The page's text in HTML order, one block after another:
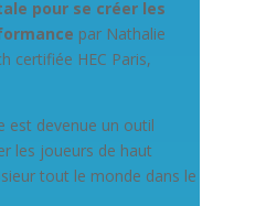
pour se créer les
par Nathalie
certifiée HEC Paris,
est devenue un outil
les joueurs de haut
tout le monde dans le